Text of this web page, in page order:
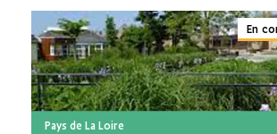
En
Pays de La Loire